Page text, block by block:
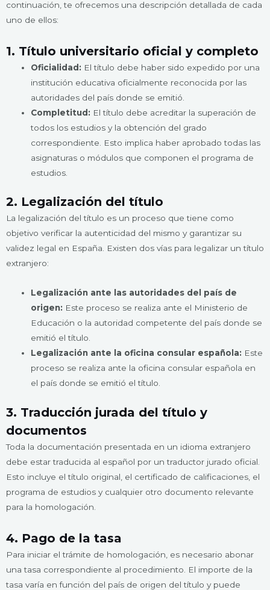
continuación, te ofrecemos una descripción detallada de cada
uno de ellos:
1. Título universitario oficial y completo
Oficialidad: El título debe haber sido expedido por una
institución educativa oficialmente reconocida por las
autoridades del país donde se emitió.
Completitud: El título debe acreditar la superación de
todos los estudios y la obtención del grado
correspondiente. Esto implica haber aprobado todas las
asignaturas o módulos que componen el programa de
estudios.
2. Legalización del título
La legalización del título es un proceso que tiene como
objetivo verificar la autenticidad del mismo y garantizar su
validez legal en España. Existen dos vías para legalizar un título
extranjero:
Legalización ante las autoridades del país de
origen: Este proceso se realiza ante el Ministerio de
Educación o la autoridad competente del país donde se
emitió el título.
Legalización ante la oficina consular española: Este
proceso se realiza ante la oficina consular española en
el país donde se emitió el título.
3. Traducción jurada del título y
documentos
Toda la documentación presentada en un idioma extranjero
debe estar traducida al español por un traductor jurado oficial.
Esto incluye el título original, el certificado de calificaciones, el
programa de estudios y cualquier otro documento relevante
para la homologación.
4. Pago de la tasa
Para iniciar el trámite de homologación, es necesario abonar
una tasa correspondiente al procedimiento. El importe de la
tasa varía en función del país de origen del título y puede